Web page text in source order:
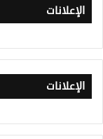
الإعلانات
الإعلانات